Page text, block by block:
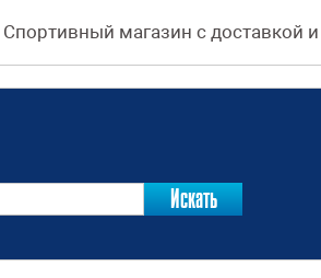
Спортивный магазин с доставкой